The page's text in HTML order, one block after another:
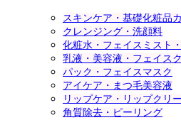
スキンケア・基礎化粧品
クレンジング・洗顔料
化粧水・フェイスミスト
乳液・美容液・フェイス
パック・フェイスマスク
アイケア・まつ毛美容液
リップケア・リップクリ
角質除去・ピーリング